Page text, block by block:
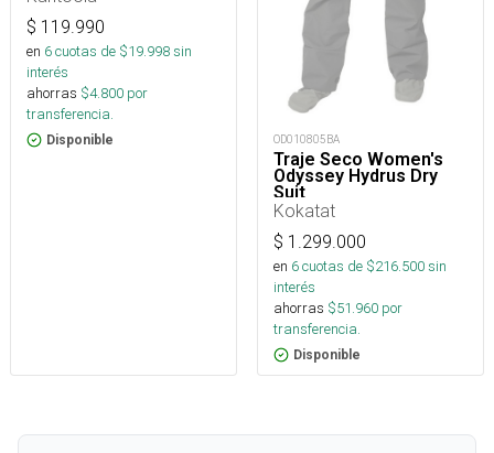
$ 119.990
en 6cuotas de $19.998sin
interés
ahorras $4.800 por
transferencia.
Disponible OD010805BA
Traje Seco Women's
Odyssey Hydrus Dry
Suit
Kokatat
$ 1.299.000
en 6cuotas de $216.500sin
interés
ahorras $51.960 por
transferencia.
Disponible